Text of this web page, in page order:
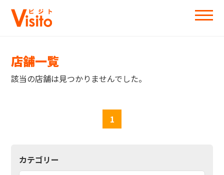
店舗一覧
該当の店舗は見つかりませんでした。
1
カテゴリー